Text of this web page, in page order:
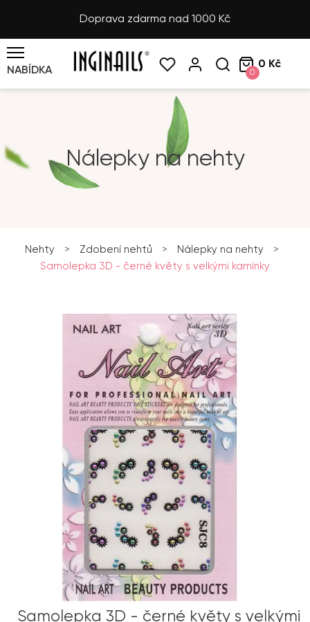
Doprava zdarma nad 1000 Kč
NABÍDKA 0
0 Kč
Nálepky na nehty
Nehty > Zdobení nehtů > Nálepky na nehty
>
Samolepka 3D - černé květy s velkými kamínky
Samolepka 3D - černé květy s velkými